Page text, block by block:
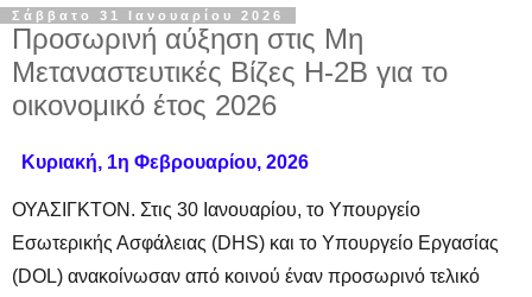
Σάββατο 31 Ιανουαρίου 2026
Προσωρινή αύξηση στις Μη
Μεταναστευτικές Βίζες H-2B για το
οικονομικό έτος 2026
Κυριακή, 1η Φεβρουαρίου, 2026
ΟΥΑΣΙΓΚΤΟΝ. Στις 30 Ιανουαρίου, το Υπουργείο
Εσωτερικής Ασφάλειας (DHS) και το Υπουργείο Εργασίας
(DOL) ανακοίνωσαν από κοινού έναν προσωρινό τελικό